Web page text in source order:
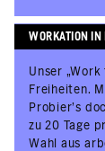
WORKATION IN
Unser
Freiheiten.
Probier’s
zu 20 Tage
Wahl aus